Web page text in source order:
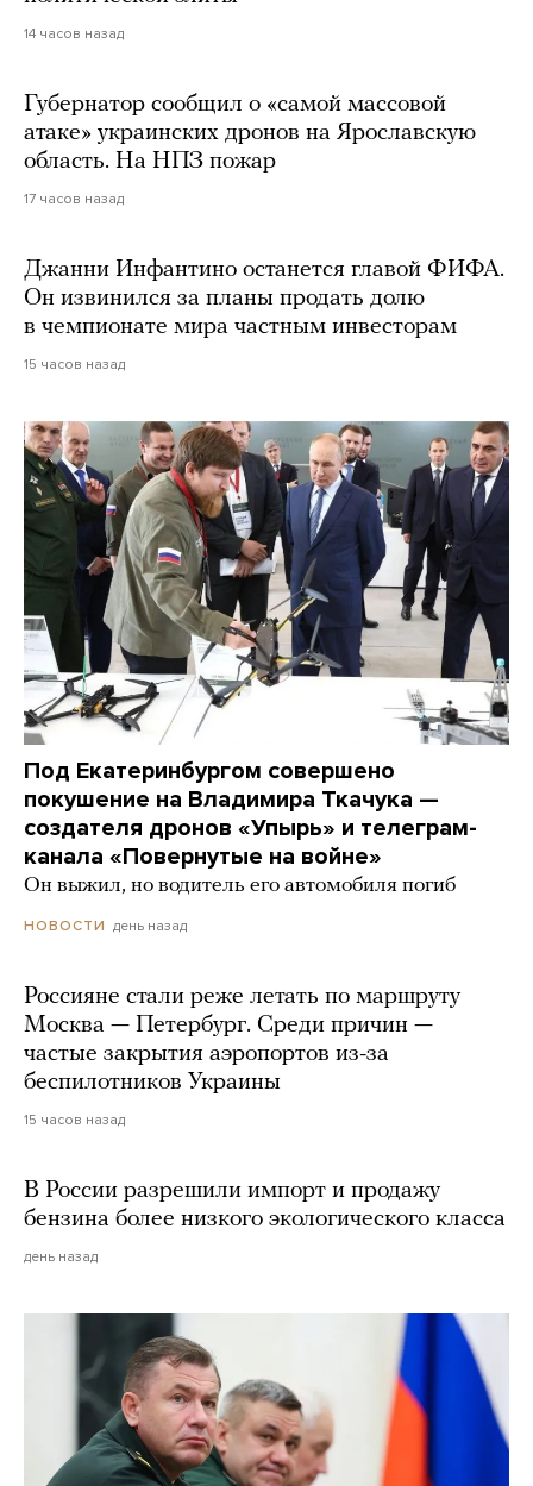
14 часов назад
Губернатор сообщил о «самой массовой
атаке» украинских дронов на Ярославскую
область. На НПЗ пожар
17 часов назад
Джанни Инфантино останется главой ФИФА.
Он извинился за планы продать долю
в чемпионате мира частным инвесторам
15 часов назад
Под Екатеринбургом совершено
покушение на Владимира Ткачука —
создателя дронов «Упырь» и телеграм-
канала «Повернутые на войне»
Он выжил, но водитель его автомобиля погиб
НОВОСТИ день назад
Россияне стали реже летать по маршруту
Москва — Петербург. Среди причин —
частые закрытия аэропортов из-за
беспилотников Украины
15 часов назад
В России разрешили импорт и продажу
бензина более низкого экологического класса
день назад